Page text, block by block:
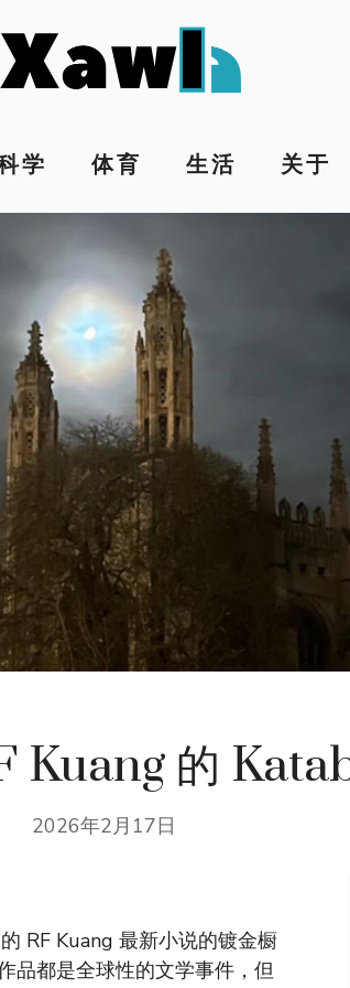
学 体育 生活 关于
Kuang 的
2026年2月17日
RF Kuang 最新小说的镀金橱
品都是全球性的文学事件，但